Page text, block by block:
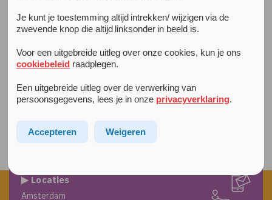
In het najaar van 2026 worden er verschillende
preventieve en kosteloze trainingen in Amsterdam en
Diemen gegeven. Zie
deze flyer
voor de data van het
aanbod voor jeugdigen tussen de 0 en 25 jaar en
maken hebben (gehad) of deze flyervoor de data van het
aanbod voor Triple P opvoedcursussen voor ouders.
▶ Locaties
Amsterdam
Je kunt je toestemming altijd intrekken/ wijzigen via de
zwevende knop die altijd linksonder in beeld is.
Voor een uitgebreide uitleg over onze cookies, kun je ons
cookiebeleid raadplegen.
Een uitgebreide uitleg over de verwerking van
persoonsgegevens, lees je in onze privacyverklaring.
Accepteren Weigeren